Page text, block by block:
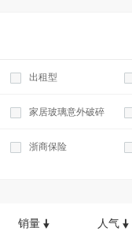
出租型
家居玻璃意外破碎
家庭第三者责任
浙商保险
销量 人气